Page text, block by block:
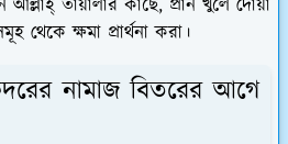
তায়ালার কাছে, প্রান খুলে দোয়া
ক্ষমা প্রার্থনা করা।
নামাজ বিতরের আগে